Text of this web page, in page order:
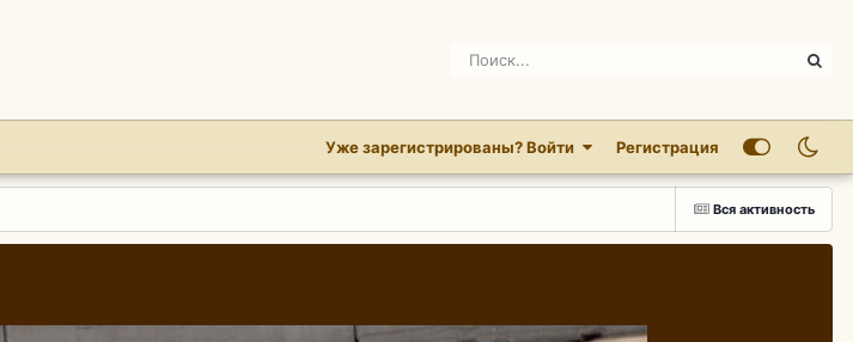
Уже зарегистрированы? Войти Регистрация
Вся активность